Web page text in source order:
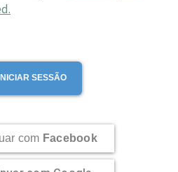
INICIAR SESSÃO
com Facebook